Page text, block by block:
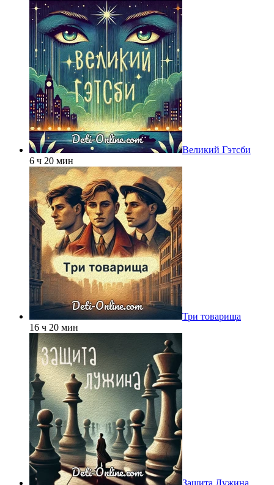
Великий Гэтсби
6 ч 20 мин
Три товарища
16 ч 20 мин
Защита Лужина